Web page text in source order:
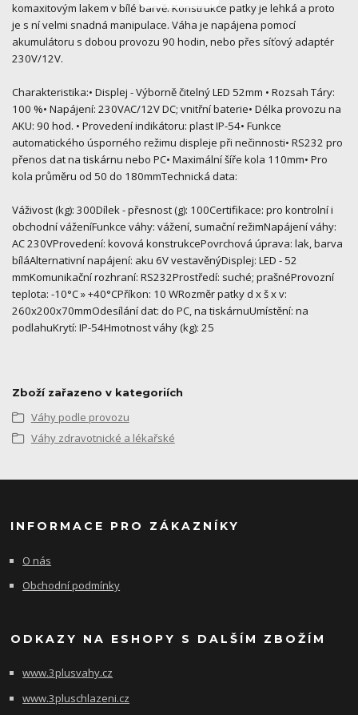
komaxitovým lakem v bílé barvě. Konstrukce patky je lehká a proto
je s ní velmi snadná manipulace. Váha je napájena pomocí
akumulátoru s dobou provozu 90 hodin, nebo přes síťový adaptér
230V/12V.
Charakteristika:• Displej - Výborně čitelný LED 52mm • Rozsah Táry:
100 %• Napájení: 230VAC/12V DC; vnitřní baterie• Délka provozu na
AKU: 90 hod. • Provedení indikátoru: plast IP-54• Funkce
automatického úsporného režimu displeje při nečinnosti• RS232 pro
přenos dat na tiskárnu nebo PC• Maximální šíře kola 110mm• Pro
kola průměru od 50 do 180mmTechnická data:
Váživost (kg): 300Dílek - přesnost (g): 100Certifikace: pro kontrolní i
obchodní váženíFunkce váhy: vážení, sumační režimNapájení váhy:
AC 230VProvedení: kovová konstrukcePovrchová úprava: lak, barva
bíláAlternativní napájení: aku 6V vestavěnýDisplej: LED - 52
mmKomunikační rozhraní: RS232Prostředí: suché; prašnéProvozní
teplota: -10°C » +40°CPříkon: 10 WRozměr patky d x š x v:
260x200x70mmOdesílání dat: do PC, na tiskárnuUmístění: na
podlahuKrytí: IP-54Hmotnost váhy (kg): 25
Zboží zařazeno v kategoriích
Váhy podle provozu
Váhy zdravotnické a lékařské
INFORMACE PRO ZÁKAZNÍKY
O nás
Obchodní podmínky
ODKAZY NA ESHOPY S DALŠÍM ZBOŽÍM
www.3plusvahy.cz
www.3pluschlazeni.cz